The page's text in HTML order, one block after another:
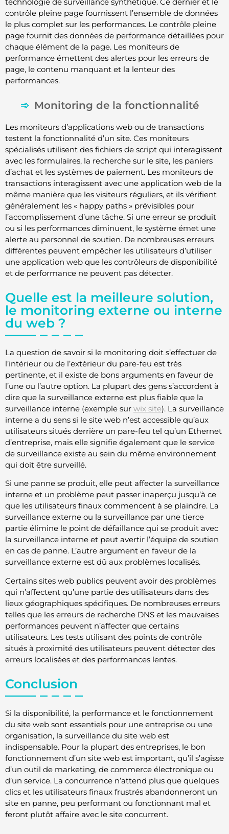
contrôle pleine page fournissent l’ensemble de données
le plus complet sur les performances. Le contrôle pleine
page fournit des données de performance détaillées pour
chaque élément de la page. Les moniteurs de
performance émettent des alertes pour les erreurs de
page, le contenu manquant et la lenteur des
performances.
Monitoring de la fonctionnalité
Les moniteurs d’applications web ou de transactions
testent la fonctionnalité d’un site. Ces moniteurs
spécialisés utilisent des fichiers de script qui interagissent
avec les formulaires, la recherche sur le site, les paniers
d’achat et les systèmes de paiement. Les moniteurs de
transactions interagissent avec une application web de la
même manière que les visiteurs réguliers, et ils vérifient
généralement les « happy paths » prévisibles pour
l’accomplissement d’une tâche. Si une erreur se produit
ou si les performances diminuent, le système émet une
alerte au personnel de soutien. De nombreuses erreurs
différentes peuvent empêcher les utilisateurs d’utiliser
une application web que les contrôleurs de disponibilité
et de performance ne peuvent pas détecter.
Quelle est la meilleure solution,
le monitoring externe ou interne
du web ?
La question de savoir si le monitoring doit s’effectuer de
l’intérieur ou de l’extérieur du pare-feu est très
pertinente, et il existe de bons arguments en faveur de
l’une ou l’autre option. La plupart des gens s’accordent à
dire que la surveillance externe est plus fiable que la
surveillance interne (exemple sur wix site). La surveillance
interne a du sens si le site web n’est accessible qu’aux
utilisateurs situés derrière un pare-feu tel qu’un Ethernet
d’entreprise, mais elle signifie également que le service
de surveillance existe au sein du même environnement
qui doit être surveillé.
Si une panne se produit, elle peut affecter la surveillance
interne et un problème peut passer inaperçu jusqu’à ce
que les utilisateurs finaux commencent à se plaindre. La
surveillance externe ou la surveillance par une tierce
partie élimine le point de défaillance qui se produit avec
la surveillance interne et peut avertir l’équipe de soutien
en cas de panne. L’autre argument en faveur de la
surveillance externe est dû aux problèmes localisés.
Certains sites web publics peuvent avoir des problèmes
qui n’affectent qu’une partie des utilisateurs dans des
lieux géographiques spécifiques. De nombreuses erreurs
telles que les erreurs de recherche DNS et les mauvaises
performances peuvent n’affecter que certains
utilisateurs. Les tests utilisant des points de contrôle
situés à proximité des utilisateurs peuvent détecter des
erreurs localisées et des performances lentes.
Conclusion
Si la disponibilité, la performance et le fonctionnement
du site web sont essentiels pour une entreprise ou une
organisation, la surveillance du site web est
indispensable. Pour la plupart des entreprises, le bon
fonctionnement d’un site web est important, qu’il s’agisse
d’un outil de marketing, de commerce électronique ou
d’un service. La concurrence n’attend plus que quelques
clics et les utilisateurs finaux frustrés abandonneront un
site en panne, peu performant ou fonctionnant mal et
feront plutôt affaire avec le site concurrent.